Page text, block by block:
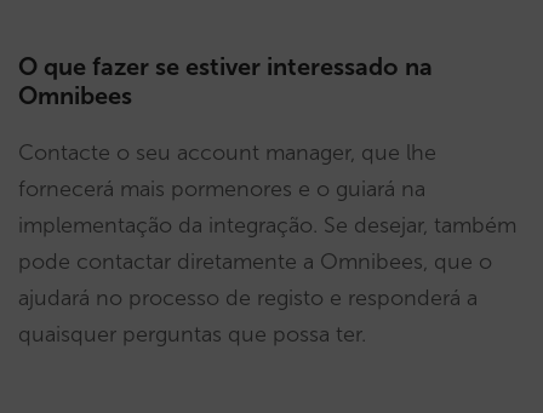
O que fazer se estiver interessado na
Omnibees
Contacte o seu account manager, que lhe
fornecerá mais pormenores e o guiará na
implementação da integração. Se desejar, também
pode contactar diretamente a Omnibees, que o
ajudará no processo de registo e responderá a
quaisquer perguntas que possa ter.